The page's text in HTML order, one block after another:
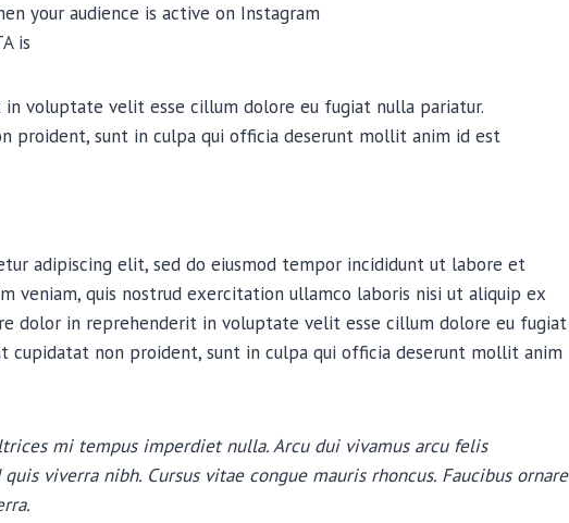
your audience is active on Instagram
is
voluptate velit esse cillum dolore eu fugiat nulla pariatur.
proident, sunt in culpa qui officia deserunt mollit anim id est
adipiscing elit, sed do eiusmod tempor incididunt ut labore et
veniam, quis nostrud exercitation ullamco laboris nisi ut aliquip ex
dolor in reprehenderit in voluptate velit esse cillum dolore eu fugiat
cupidatat non proident, sunt in culpa qui officia deserunt mollit anim
mi tempus imperdiet nulla. Arcu dui vivamus arcu felis
viverra nibh. Cursus vitae congue mauris rhoncus. Faucibus ornare